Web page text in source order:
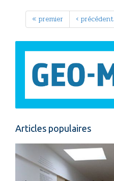
« premier ‹ précédent
Articles populaires